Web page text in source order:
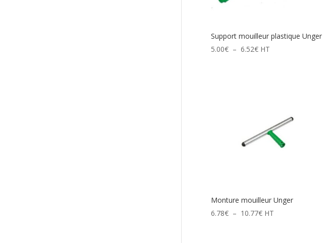
Support mouilleur plastique Unger
5.00€ – 6.52€Plage
HT
Monture mouilleur Unger
6.78€ – 10.77€Plage
HT